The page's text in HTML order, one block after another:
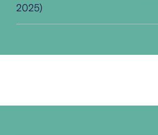
2025)